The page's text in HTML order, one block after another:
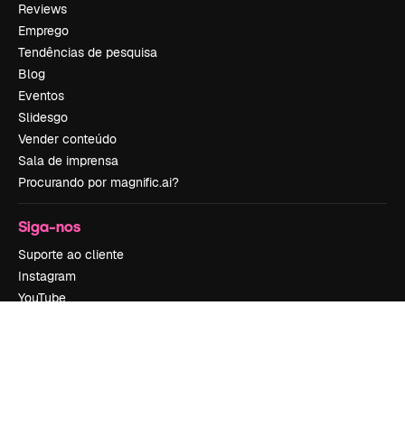
Reviews
Emprego
Tendências de pesquisa
Blog
Eventos
Slidesgo
Vender conteúdo
Sala de imprensa
Procurando por magnific.ai?
Siga-nos
Suporte ao cliente
Instagram
YouTube